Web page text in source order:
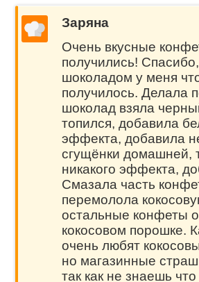
Заряна
Очень вкусные
получились!
шоколадом у меня
получилось. Делала
шоколад взяла
топился, добавила
эффекта, добавила
сгущёнки домашней,
никакого эффекта,
Смазала часть
перемолола
остальные конфеты
кокосовом порошке.
очень любят
но магазинные
так как не знаешь